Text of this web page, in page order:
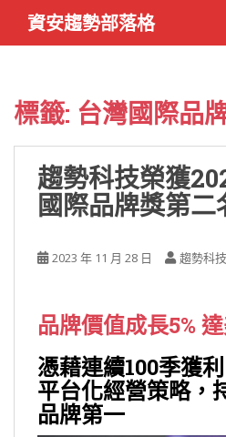
i
資安趨勢部落格
標籤: 台灣國際品
趨勢科技榮獲
國際品牌獎第二
2023 年 11 月 28 日 趨勢科
品牌價值成長5%
憑藉連續100季獲
平台化經營策略，
品牌第一